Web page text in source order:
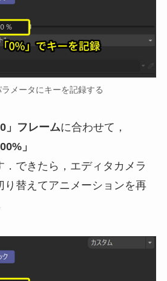
メータにキーを記録する
」フレームに合わせて，
」
．できたら，エディタカメラ
り替えてアニメーションを再